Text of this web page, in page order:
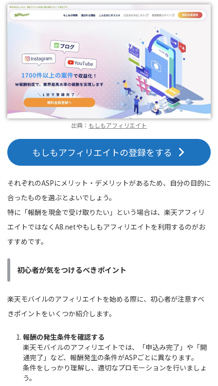
出典： もしもアフィリエイト
もしもアフィリエイトの登録をする
それぞれのASPにメリット・デメリットがあるため、自分の目的に
合ったものを選ぶとよいでしょう。
特に「報酬を現金で受け取りたい」という場合は、楽天アフィリ
エイトではなくA8.netやもしもアフィリエイトを利用するのがお
すすめです。
初心者が気をつけるべきポイント
楽天モバイルのアフィリエイトを始める際に、初心者が注意すべ
きポイントをいくつか紹介します。
報酬の発生条件を確認する
楽天モバイルのアフィリエイトでは、「申込み完了」や「開
通完了」など、報酬発生の条件がASPごとに異なります。
条件をしっかり理解し、適切なプロモーションを行いましょ
う。